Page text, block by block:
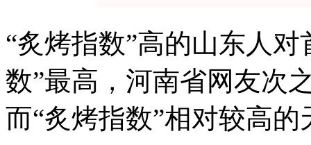
“炙烤指数”高的山东人
数”最高，河南省网友次
而“炙烤指数”相对较高